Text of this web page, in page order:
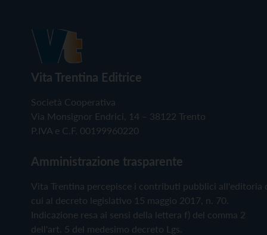
Vita Trentina Editrice
Società Cooperativa
Via Monsignor Endrici, 14 – 38122 Trento
P.IVA e C.F. 00199960220
Amministrazione trasparente
Vita Trentina percepisce i contributi pubblici all'editoria
cui al decreto legislativo 15 maggio 2017, n. 70.
Indicazione resa ai sensi della lettera f) del comma 2
dell'art. 5 del medesimo decreto Lgs.